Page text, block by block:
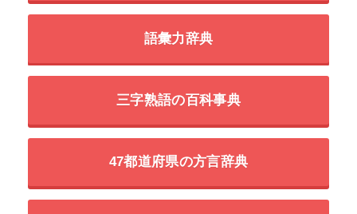
語彙力辞典
三字熟語の百科事典
47都道府県の方言辞典